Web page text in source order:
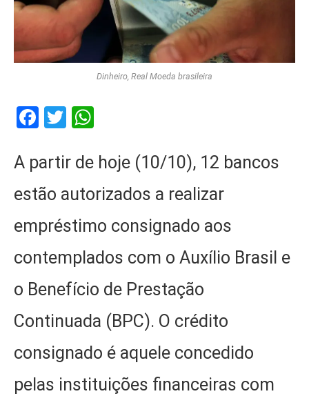
Dinheiro, Real Moeda brasileira
Facebook
Twitter
A partir de hoje (10/10), 12 bancos
estão autorizados a realizar
empréstimo consignado aos
contemplados com o Auxílio Brasil e
o Benefício de Prestação
Continuada (BPC). O crédito
consignado é aquele concedido
pelas instituições financeiras com